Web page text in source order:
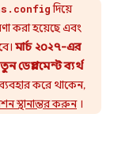
দিয়ে
করা হয়েছে এবং
মার্চ ২০২৭-এর
ডেপ্লয়মেন্ট ব্যর্থ
করে থাকেন,
স্থানান্তর করুন।